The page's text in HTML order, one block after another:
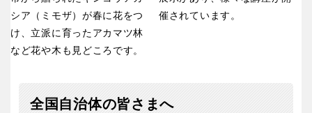
鹿児島 沖縄
シア（ミモザ）が春に花をつ
け、立派に育ったアカマツ林
など花や木も見どころです。
催されています。
全国自治体の皆さまへ